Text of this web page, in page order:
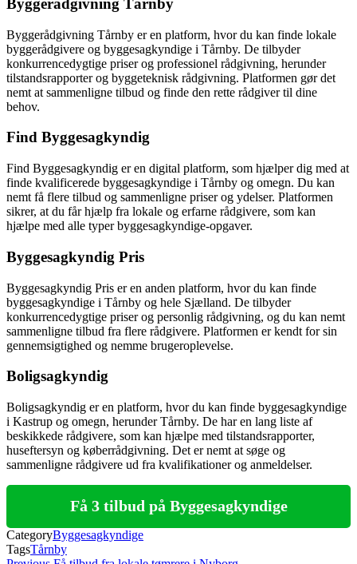
Byggerådgivning Tårnby
Byggerådgivning Tårnby er en platform, hvor du kan finde lokale
byggerådgivere og byggesagkyndige i Tårnby. De tilbyder
konkurrencedygtige priser og professionel rådgivning, herunder
tilstandsrapporter og byggeteknisk rådgivning. Platformen gør det
nemt at sammenligne tilbud og finde den rette rådgiver til dine
behov.
Find Byggesagkyndig
Find Byggesagkyndig er en digital platform, som hjælper dig med at
finde kvalificerede byggesagkyndige i Tårnby og omegn. Du kan
nemt få flere tilbud og sammenligne priser og ydelser. Platformen
sikrer, at du får hjælp fra lokale og erfarne rådgivere, som kan
hjælpe med alle typer byggesagkyndige-opgaver.
Byggesagkyndig Pris
Byggesagkyndig Pris er en anden platform, hvor du kan finde
byggesagkyndige i Tårnby og hele Sjælland. De tilbyder
konkurrencedygtige priser og personlig rådgivning, og du kan nemt
sammenligne tilbud fra flere rådgivere. Platformen er kendt for sin
gennemsigtighed og nemme brugeroplevelse.
Boligsagkyndig
Boligsagkyndig er en platform, hvor du kan finde byggesagkyndige
i Kastrup og omegn, herunder Tårnby. De har en lang liste af
beskikkede rådgivere, som kan hjælpe med tilstandsrapporter,
huseftersyn og køberrådgivning. Det er nemt at søge og
sammenligne rådgivere ud fra kvalifikationer og anmeldelser.
Få 3 tilbud på Byggesagkyndige
CategoryByggesagkyndige
TagsTårnby